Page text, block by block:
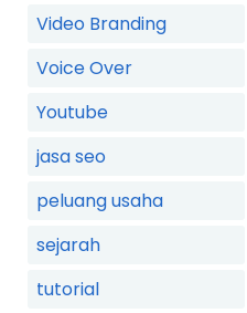
Video Branding
Voice Over
Youtube
jasa seo
peluang usaha
sejarah
tutorial